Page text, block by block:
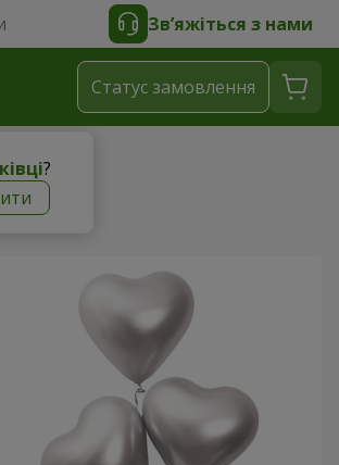
Зв’яжіться з нами
?
Статус замовлення